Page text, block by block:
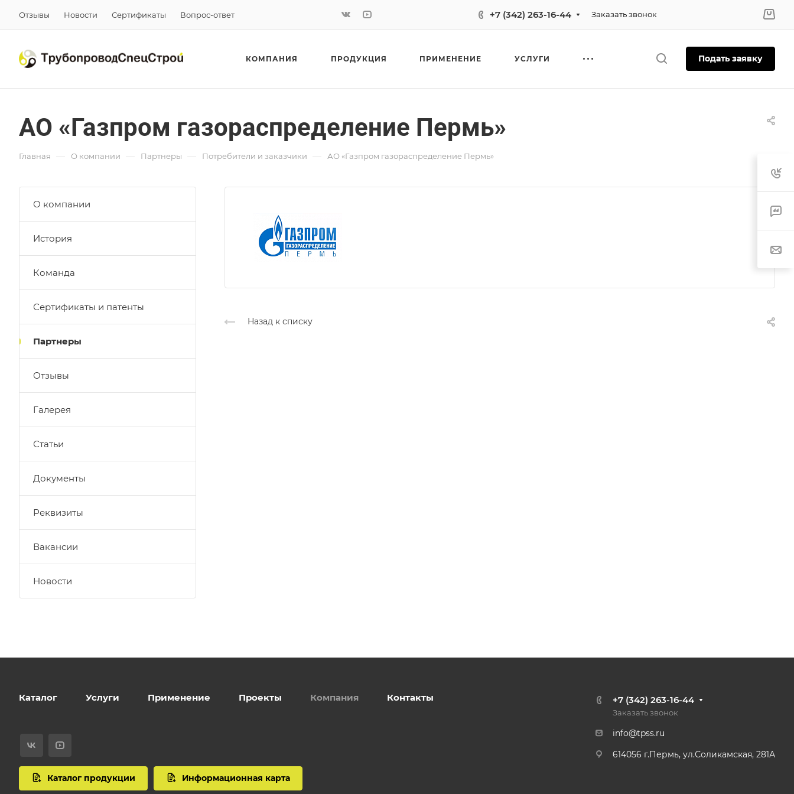
Отзывы Новости Сертификаты Вопрос-ответ +7 (342) 263-16-44 Заказать звонок
КОМПАНИЯ ПРОДУКЦИЯ ПРИМЕНЕНИЕ УСЛУГИ Подать заявку
АО «Газпром газораспределение Пермь»
Главная — О компании — Партнеры — Потребители и заказчики — АО «Газпром газораспределение Пермь»
Назад к списку
О компании
История
Команда
Сертификаты и патенты
Партнеры
Отзывы
Галерея
Статьи
Документы
Реквизиты
Вакансии
Новости
Каталог Услуги Применение Проекты Компания Контакты
Каталог продукции Информационная карта
+7 (342) 263-16-44
Заказать звонок
info@tpss.ru
614056 г.Пермь, ул.Соликамская, 281А